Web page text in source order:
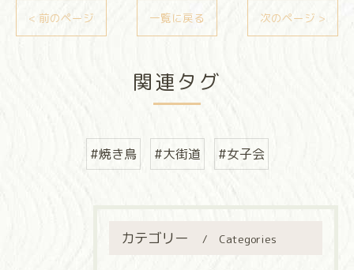
< 前のページ 一覧に戻る 次のページ >
関連タグ
#焼き鳥 #大街道 #女子会
カテゴリー Categories